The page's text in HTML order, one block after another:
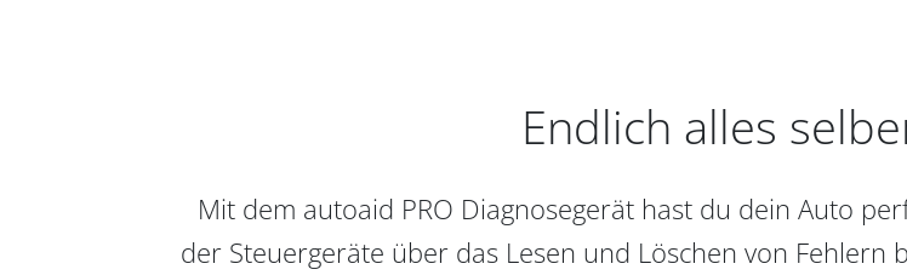
Endlich alles
Mit dem autoaid PRO Diagnosegerät hast du dein Auto
der Steuergeräte über das Lesen und Löschen von Fehlern